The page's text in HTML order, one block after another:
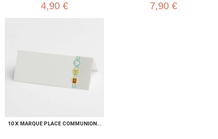
4,90 € 7,90 €
10 X MARQUE PLACE COMMUNION...